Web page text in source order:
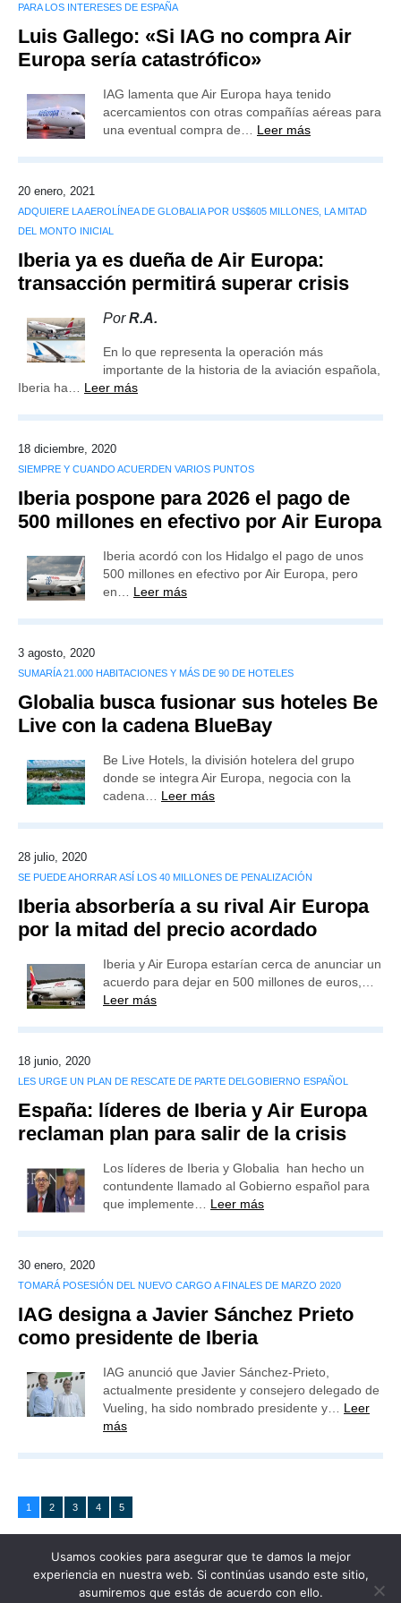
PARA LOS INTERESES DE ESPAÑA
Luis Gallego: «Si IAG no compra Air
Europa sería catastrófico»
IAG lamenta que Air Europa haya tenido
acercamientos con otras compañías aéreas para
una eventual compra de… Leer más
20 enero, 2021
ADQUIERE LA AEROLÍNEA DE GLOBALIA POR US$605 MILLONES, LA MITAD
DEL MONTO INICIAL
Iberia ya es dueña de Air Europa:
transacción permitirá superar crisis
PorR.A.
En lo que representa la operación más
importante de la historia de la aviación española,
Iberia ha… Leer más
18 diciembre, 2020
SIEMPRE Y CUANDO ACUERDEN VARIOS PUNTOS
Iberia pospone para 2026 el pago de
500 millones en efectivo por Air Europa
Iberia acordó con los Hidalgo el pago de unos
500 millones en efectivo por Air Europa, pero
en… Leer más
3 agosto, 2020
SUMARÍA 21.000 HABITACIONES Y MÁS DE 90 DE HOTELES
Globalia busca fusionar sus hoteles Be
Live con la cadena BlueBay
Be Live Hotels, la división hotelera del grupo
donde se integra Air Europa, negocia con la
cadena… Leer más
28 julio, 2020
SE PUEDE AHORRAR ASÍ LOS 40 MILLONES DE PENALIZACIÓN
Iberia absorbería a su rival Air Europa
por la mitad del precio acordado
Iberia y Air Europa estarían cerca de anunciar un
acuerdo para dejar en 500 millones de euros,…
Leer más
18 junio, 2020
LES URGE UN PLAN DE RESCATE DE PARTE DELGOBIERNO ESPAÑOL
España: líderes de Iberia y Air Europa
reclaman plan para salir de la crisis
Los líderes de Iberia y Globalia han hecho un
contundente llamado al Gobierno español para
que implemente… Leer más
30 enero, 2020
TOMARÁ POSESIÓN DEL NUEVO CARGO A FINALES DE MARZO 2020
IAG designa a Javier Sánchez Prieto
como presidente de Iberia
IAG anunció que Javier Sánchez-Prieto,
actualmente presidente y consejero delegado de
Vueling, ha sido nombrado presidente y… Leer
más
1 2 3 4 5
Usamos cookies para asegurar que te damos la mejor
experiencia en nuestra web. Si continúas usando este sitio,
asumiremos que estás de acuerdo con ello.
Publicidad Redacción Contacto